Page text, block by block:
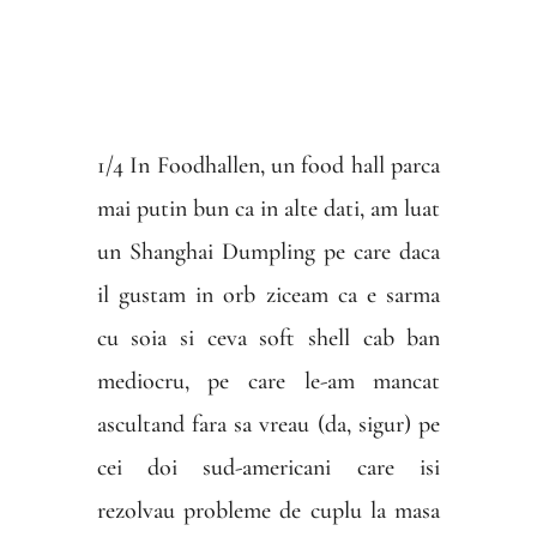
1/4 In Foodhallen, un food hall parca
mai putin bun ca in alte dati, am luat
un Shanghai Dumpling pe care daca
il gustam in orb ziceam ca e sarma
cu soia si ceva soft shell cab ban
mediocru, pe care le-am mancat
ascultand fara sa vreau (da, sigur) pe
cei doi sud-americani care isi
rezolvau probleme de cuplu la masa